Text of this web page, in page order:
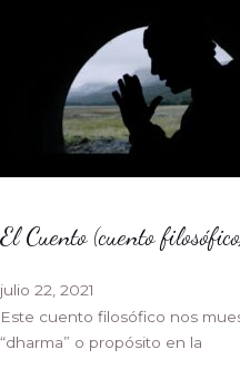
El Cuento (cuento
julio 22, 2021
Este cuento filosófico nos
“dharma” o propósito en la